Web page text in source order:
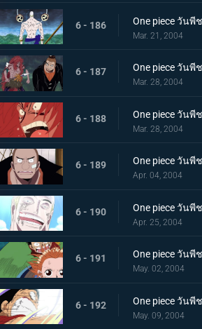
6 - 186
Mar. 21, 2004
6 - 187
Mar. 28, 2004
6 - 188
Mar. 28, 2004
6 - 189
Apr. 04, 2004
6 - 190
Apr. 25, 2004
6 - 191
May. 02, 2004
6 - 192
May. 09, 2004